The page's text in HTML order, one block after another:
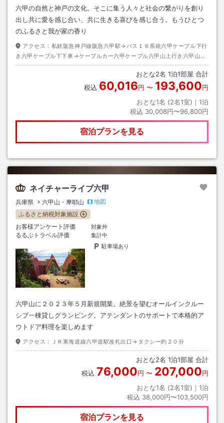
六甲の自然と神戸の文化。そこに集う人々と社会の繋がりを創り
出し共に愛を感じ合い、共に生きる喜びを感じ合う。もうひとつ
のふるさと我が家の香り
アクセス： 私鉄阪急神戸線阪急六甲駅→バス１６系統六甲ケーブル下行
き六甲ケーブル下下車→ケーブルカー六甲ケーブル六甲山上行き六甲山上
駅下車→バス六甲摩耶シャトル摩耶ロープウェイ山上行き丁字ケ辻下車→
おとな2名 1泊1部屋 合計
税込 60,016円 〜 193,600円
おとな1名 (2名1室)｜ 1泊
税込 30,008円〜96,800円
宿泊プランを見る
ネイチャーライブ六甲
兵庫県 六甲山・摩耶山
地図
ふるさと納税対象施設
お客様アンケート評価
対象外
るるぶトラベル評価
集計中
駐車場あり
六甲山に２０２３年５月新規開業。絶景を望むオールインクルー
シブ一棟貸しグランピング。アテンダントのサポートで本格的ア
ウトドア料理を楽しめます
アクセス： ＪＲ東海道線六甲道駅改札出口→タクシー約２０分
おとな2名 1泊1部屋 合計
税込 76,000円 〜 207,000円
おとな1名 (2名1室)｜ 1泊
税込 38,000円〜103,500円
宿泊プランを見る